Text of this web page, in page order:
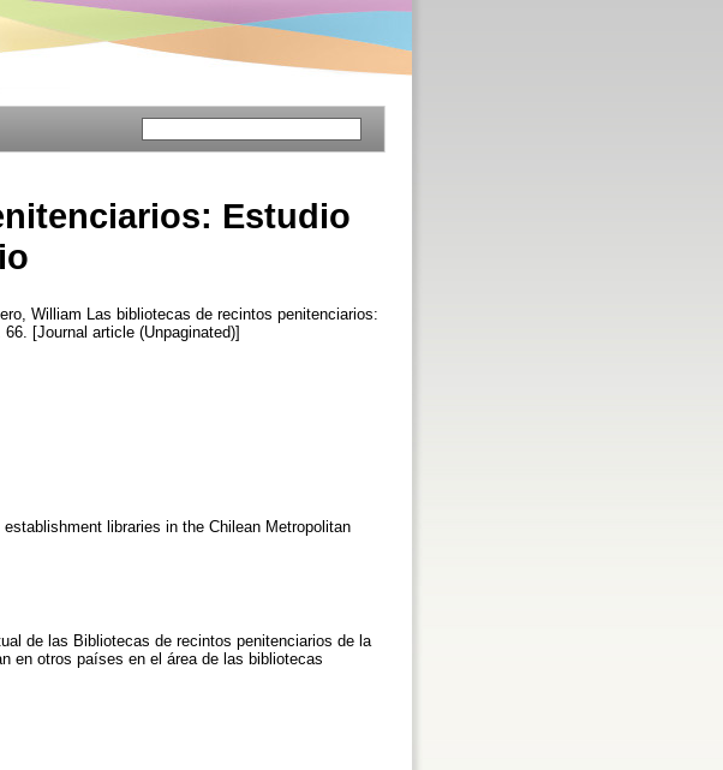
Estudio
William Las bibliotecas de recintos penitenciarios:
66. [Journal article (Unpaginated)]
libraries in the Chilean Metropolitan
de las Bibliotecas de recintos penitenciarios de la
en otros países en el área de las bibliotecas